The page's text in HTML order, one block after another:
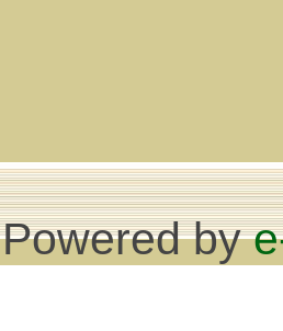
Powered by